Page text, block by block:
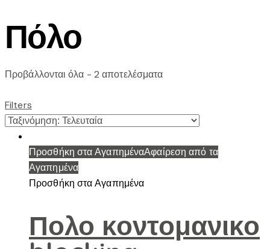
Πόλο
Προβάλλονται όλα - 2 αποτελέσματαSorted
Filters
Προσθήκη στα ΑγαπημέναΑφαίρεση από τα
Αγαπημένα
Προσθήκη στα Αγαπημένα
Πολο κοντομανικο